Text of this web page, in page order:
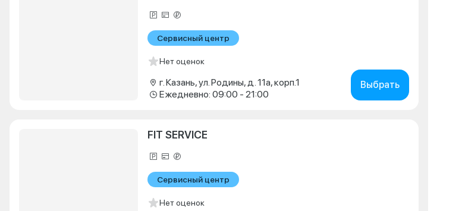
Сервисный центр
Нет оценок
г. Казань, ул. Родины, д. 11а, корп.1
Ежедневно: 09:00 - 21:00
Выбрать
FIT SERVICE
Сервисный центр
Нет оценок